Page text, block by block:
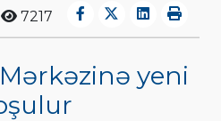
7217
yeni